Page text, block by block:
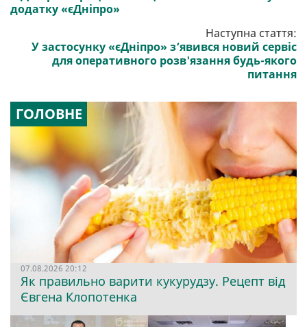
додатку «єДніпро»
Наступна стаття:
У застосунку «єДніпро» з’явився новий сервіс
для оперативного розв'язання будь-якого
питання
ГОЛОВНЕ
07.08.2026 20:12
Як правильно варити кукурудзу. Рецепт від
Євгена Клопотенка